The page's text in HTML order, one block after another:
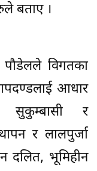
बताए ।
विगतका
आधार
सुकुम्बासी र
र लालपुर्जा
दलित, भूमिहीन